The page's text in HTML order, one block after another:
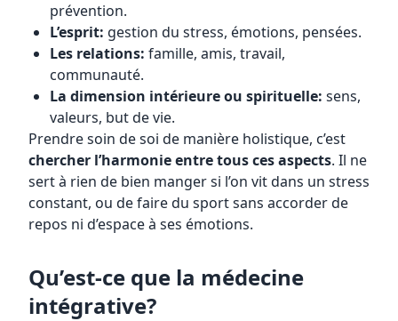
prévention.
L’esprit: gestion du stress, émotions, pensées.
Les relations: famille, amis, travail,
communauté.
La dimension intérieure ou spirituelle: sens,
valeurs, but de vie.
Prendre soin de soi de manière holistique, c’est
chercher l’harmonie entre tous ces aspects. Il ne
sert à rien de bien manger si l’on vit dans un stress
constant, ou de faire du sport sans accorder de
repos ni d’espace à ses émotions.
Qu’est-ce que la médecine
intégrative?